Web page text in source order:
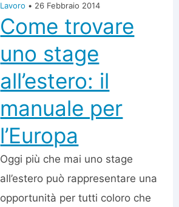
Lavoro • 26 Febbraio 2014
Come trovare
uno stage
all’estero: il
manuale per
l’Europa
Oggi più che mai uno stage
all’estero può rappresentare una
opportunità per tutti coloro che